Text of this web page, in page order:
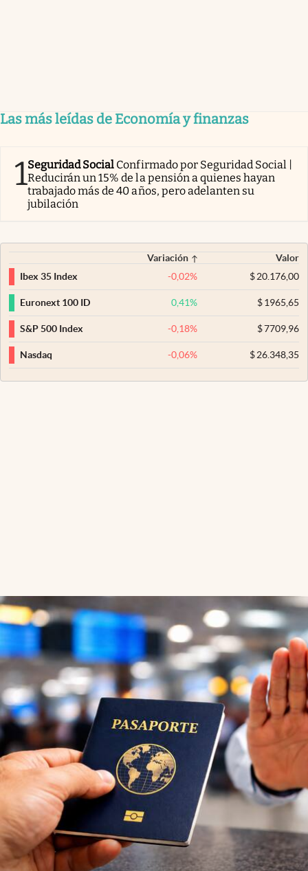
Las más leídas de Economía y finanzas
1Seguridad Social Confirmado por Seguridad Social |
Reducirán un 15% de la pensión a quienes hayan
trabajado más de 40 años, pero adelanten su
jubilación
Variación
Valor
Ibex 35 Index
-0,02% $20.176,00
Euronext 100 ID 0,41% $1965,65
S&P 500 Index -0,18% $7709,96
Nasdaq -0,06% $26.348,35